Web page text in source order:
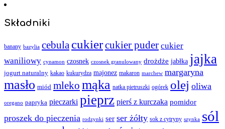
Składniki
banany bazylia cebula cukiercukier puder cukier
waniliowy cynamon czosnek czosnek granulowany drożdże jabłka jajka
jogurt naturalny kakao kukurydza majonez makaron marchew margaryna
masło miód mleko mąka natka pietruszki ogórek olej oliwa
oregano papryka pieczarki pieprz pierś z kurczaka pomidor
proszek do pieczenia rodzynki ser ser żółty sok z cytryny szynka sól